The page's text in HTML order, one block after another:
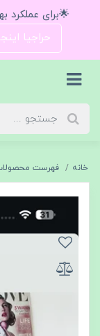
🌟برای عملکرد
حراجیا
خانه فهرست